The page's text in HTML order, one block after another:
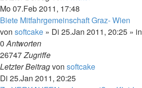
Mo 07.Feb 2011, 17:48
Biete Mitfahrgemeinschaft Graz- Wien
von softcake » Di 25.Jan 2011, 20:25 » in
0Antworten
26747Zugriffe
Letzter Beitragvon softcake
Di 25.Jan 2011, 20:25